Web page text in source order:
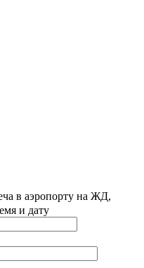
в аэропорту на ЖД,
и дату